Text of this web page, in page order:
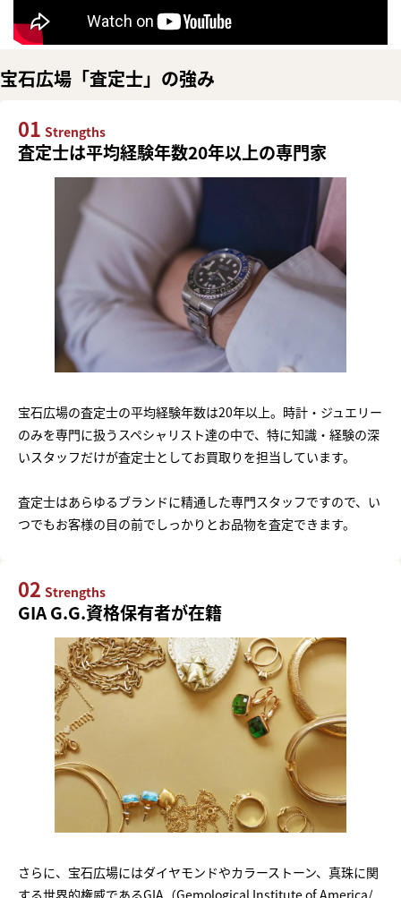
宝石広場「査定士」の強み
01 Strengths
査定士は平均経験年数20年以上の専門家
宝石広場の査定士の平均経験年数は20年以上。時計・ジュエリー
のみを専門に扱うスペシャリスト達の中で、特に知識・経験の深
いスタッフだけが査定士としてお買取りを担当しています。
査定士はあらゆるブランドに精通した専門スタッフですので、い
つでもお客様の目の前でしっかりとお品物を査定できます。
02 Strengths
GIA G.G.資格保有者が在籍
さらに、宝石広場にはダイヤモンドやカラーストーン、真珠に関
する世界的権威であるGIA（Gemological Institute of America/